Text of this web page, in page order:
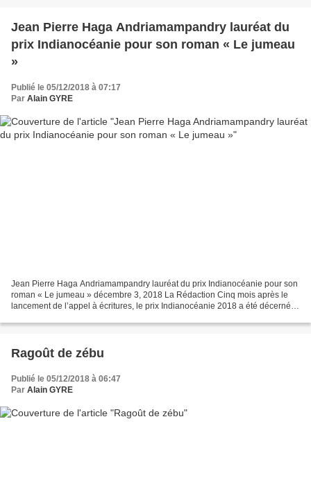
Jean Pierre Haga Andriamampandry lauréat du
prix Indianocéanie pour son roman « Le jumeau
»
Publié le 05/12/2018 à 07:17
Par Alain GYRE
Jean Pierre Haga Andriamampandry lauréat du prix Indianocéanie pour son
roman « Le jumeau » décembre 3, 2018 La Rédaction Cinq mois après le
lancement de l’appel à écritures, le prix Indianocéanie 2018 a été décerné
Ragoût de zébu
Publié le 05/12/2018 à 06:47
Par Alain GYRE